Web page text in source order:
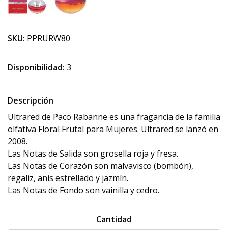
SKU: PPRURW80
Disponibilidad: 3
Descripción
Ultrared de Paco Rabanne es una fragancia de la familia
olfativa Floral Frutal para Mujeres. Ultrared se lanzó en
2008.
Las Notas de Salida son grosella roja y fresa.
Las Notas de Corazón son malvavisco (bombón),
regaliz, anís estrellado y jazmín.
Las Notas de Fondo son vainilla y cedro.
Cantidad